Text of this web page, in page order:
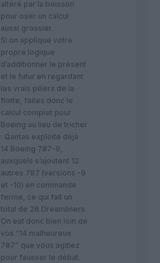
altéré par la boisson
pour oser un calcul
aussi grossier.
​Si on applique votre
propre logique
d’additionner le présent
et le futur en regardant
les vrais piliers de la
flotte, faites donc le
calcul complet pour
Boeing au lieu de tricher
: Qantas exploite déjà
14 Boeing 787-9,
auxquels s’ajoutent 12
autres 787 (versions -9
et -10) en commande
ferme, ce qui fait un
total de 26 Dreamliners.
​On est donc bien loin de
vos “14 malheureux
787” que vous agitiez
pour fausser le débat.